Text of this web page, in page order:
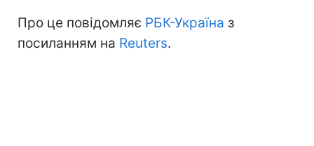
Про це повідомляє РБК-Україна з
посиланням на Reuters.